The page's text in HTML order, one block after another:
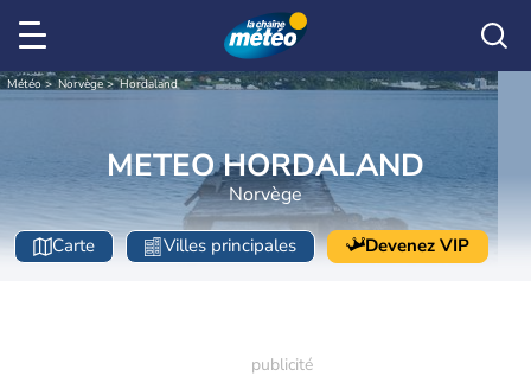
Météo Norvège Hordaland
METEO HORDALAND
Norvège
Carte Villes principales Devenez VIP